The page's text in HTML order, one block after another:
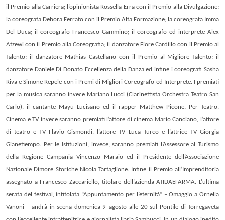
il Premio alla Carriera; l’opinionista Rossella Erracon il Premio alla Divulgazione;
la coreografa Debora Ferrato con il Premio Alta Formazione; la coreografa Imma
Del Duca; il coreografo Francesco Gammino; il coreografo ed interprete Alex
Atzewi con il Premio alla Coreografia; il danzatore Fiore Cardillo con il Premio al
Talento; il danzatore Mathias Castellano con il Premio al Migliore Talento; il
danzatore Daniele Di DonatoEccellenza della Danza ed infine i coreografiSasha
Riva e Simone Repele con i Premi di Migliori Coreografo ed Interprete. I premiati
per la musica saranno invece Mariano Lucci (Clarinettista Orchestra Teatro San
Carlo), il cantante Mayu Lucisano ed il rapper Matthew Picone. Per Teatro,
Cinema e TV invece saranno premiati l’attore di cinema Mario Canciano, l’attore
di teatro e TV Flavio Gismondi, l’attore TV
Luca Turco e l’attrice TV Giorgia
Gianetiempo. Per le Istituzioni, invece, saranno premiati l’Assessore al Turismo
della Regione Campania Vincenzo Maraio ed il Presidente dell’Associazione
Nazionale Dimore Storiche Nicola Tartaglione. Infine il Premio all’Imprenditoria
assegnato a Francesco Zaccariello, titolare dell’azienda ATIDAEFARMA. L’u ltima
serata del festival, intitolata “Appuntamento per l’eternità” – Omaggio a Ornella
Vanoni – andrà in scena domenica 9 agosto alle 20sul Pontile di Torregaveta